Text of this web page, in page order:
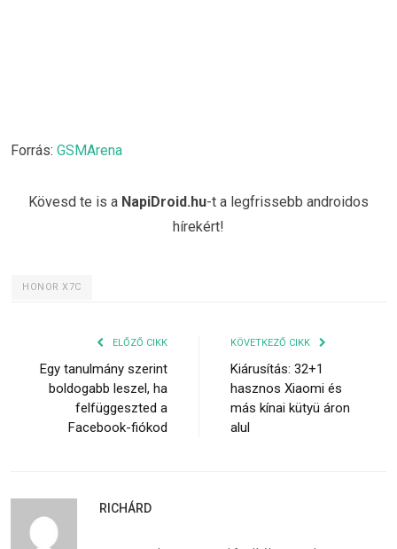
Forrás: GSMArena
Kövesd te is a NapiDroid.hu-t a legfrissebb androidos
hírekért!
HONOR X7C
ELŐZŐ CIKK
Egy tanulmány szerint
boldogabb leszel, ha
felfüggeszted a
Facebook-fiókod
KÖVETKEZŐ CIKK
Kiárusítás: 32+1
hasznos Xiaomi és
más kínai kütyü áron
alul
RICHÁRD